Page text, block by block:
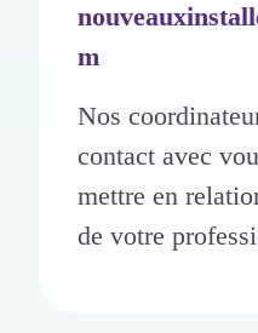
m
Nos
contact avec
mettre en
de votre